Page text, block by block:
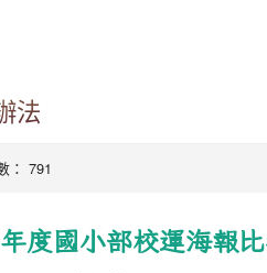
法
： 791
度國小部校運海報